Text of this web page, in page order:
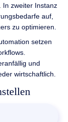
In zweiter Instanz
auf,
zu optimieren.
setzen
und
wirtschaftlich.